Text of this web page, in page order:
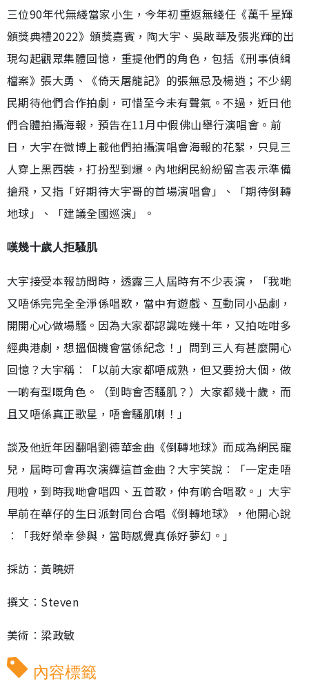
三位90年代無綫當家小生，今年初重返無綫任《萬千星輝
頒獎典禮2022》頒獎嘉賓，陶大宇、吳啟華及張兆輝的出
現勾起觀眾集體回憶，重提他們的角色，包括《刑事偵緝
檔案》張大勇、《倚天屠龍記》的張無忌及楊逍；不少網
民期待他們合作拍劇，可惜至今未有聲氣。不過，近日他
們合體拍攝海報，預告在11月中假佛山舉行演唱會。前
日，大宇在微博上載他們拍攝演唱會海報的花絮，只見三
人穿上黑西裝，打扮型到爆。內地網民紛紛留言表示準備
搶飛，又指「好期待大宇哥的首場演唱會」、「期待倒轉
地球」、「建議全國巡演」。
嘆幾十歲人拒騷肌
大宇接受本報訪問時，透露三人屆時有不少表演，「我哋
又唔係完完全全淨係唱歌，當中有遊戲、互動同小品劇，
開開心心做場騷。因為大家都認識咗幾十年，又拍咗咁多
經典港劇，想搵個機會當係紀念！」問到三人有甚麼開心
回憶？大宇稱︰「以前大家都唔成熟，但又要扮大個，做
一啲有型嘅角色。（到時會否騷肌？）大家都幾十歲，而
且又唔係真正歌星，唔會騷肌喇！」
談及他近年因翻唱劉德華金曲《倒轉地球》而成為網民寵
兒，屆時可會再次演繹這首金曲？大宇笑說︰「一定走唔
甩啦，到時我哋會唱四、五首歌，仲有啲合唱歌。」大宇
早前在華仔的生日派對同台合唱《倒轉地球》，他開心說
︰「我好榮幸參與，當時感覺真係好夢幻。」
採訪︰黃曉妍
撰文︰Steven
美術︰梁政敏
內容標籤